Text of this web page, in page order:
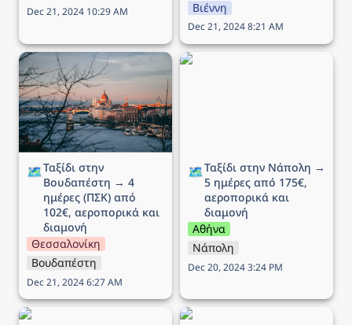
Dec 21, 2024 10:29 AM
Βιέννη
Dec 21, 2024 8:21 AM
Ταξίδι στην Βουδαπέστη
→ 4 ημέρες (ΠΣΚ) από
102€, αεροπορικά και
διαμονή
🗺️Ταξίδι στην
Βουδαπέστη → 4
ημέρες (ΠΣΚ) από
102€, αεροπορικά και
διαμονή
Θεσσαλονίκη
Βουδαπέστη
Dec 21, 2024 6:27 AM
Ταξίδι στην Νάπολη → 5
🗺️Ταξίδι στην Νάπολη →
5 ημέρες από 175€,
αεροπορικά και
διαμονή
Αθήνα
Νάπολη
Dec 20, 2024 3:24 PM
Ταξίδι στο Άμστερνταμ →
Ταξίδι στη Ρώμη → 5